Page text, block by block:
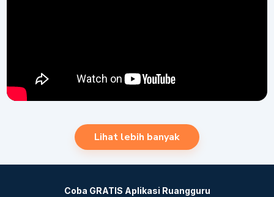
Lihat lebih banyak
Coba GRATIS Aplikasi Ruangguru